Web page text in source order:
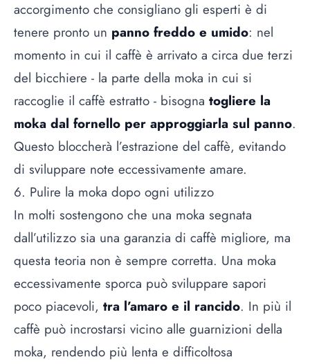
accorgimento che consigliano gli esperti è di
tenere pronto un panno freddo e umido: nel
momento in cui il caffè è arrivato a circa due terzi
del bicchiere - la parte della moka in cui si
raccoglie il caffè estratto - bisogna togliere la
moka dal fornello per approggiarla sul panno.
Questo bloccherà l’estrazione del caffè, evitando
di sviluppare note eccessivamente amare.
6. Pulire la moka dopo ogni utilizzo
In molti sostengono che una moka segnata
dall’utilizzo sia una garanzia di caffè migliore, ma
questa teoria non è sempre corretta. Una moka
eccessivamente sporca può sviluppare sapori
poco piacevoli, tra l’amaro e il rancido. In più il
caffè può incrostarsi vicino alle guarnizioni della
moka, rendendo più lenta e difficoltosa